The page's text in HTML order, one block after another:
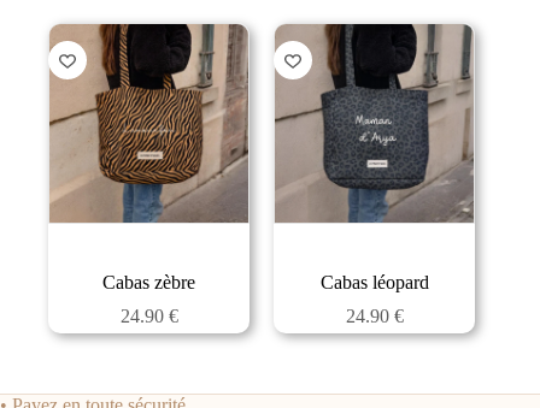
Cabas zèbre
24.90 €
Cabas léopard
24.90 €